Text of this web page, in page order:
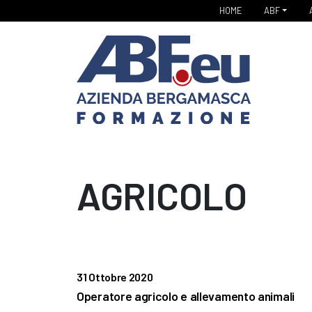
HOME ABF
AGRICOLO
31 Ottobre 2020
Operatore agricolo e allevamento animali